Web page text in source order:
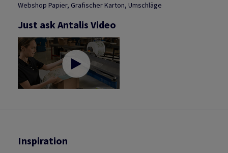
Webshop Papier, Grafischer Karton, Umschläge
Just ask Antalis Video
Inspiration